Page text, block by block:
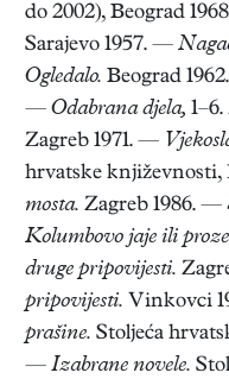
do 2002), Beograd
Sarajevo 1957. —
Ogledalo. Beograd
— Odabrana djela,
Zagreb 1971. —
hrvatske književnosti,
mosta. Zagreb 1986. —
Kolumbovo jaje ili
druge pripovijesti.
pripovijesti. Vinkovci
prašine. Stoljeća
— Izabrane novele.